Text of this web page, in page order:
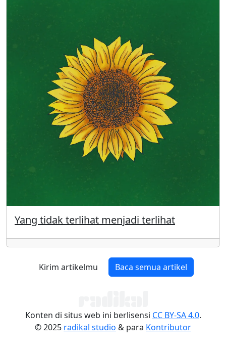
Yang tidak terlihat menjadi terlihat
Kirim artikelmu Baca semua artikel
Konten di situs web ini berlisensi CC BY-SA 4.0.
© 2025 radikal studio & para Kontributor